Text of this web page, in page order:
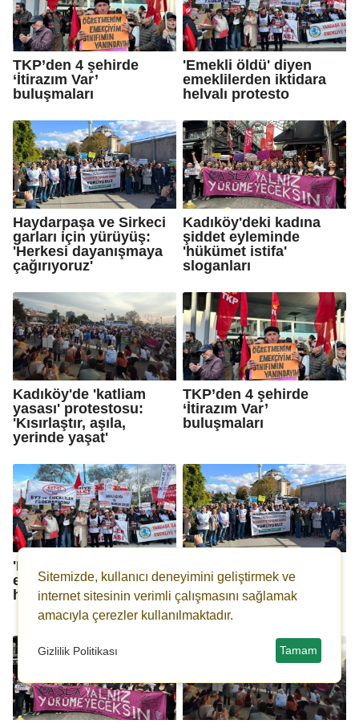
TKP’den 4 şehirde
‘İtirazım Var’
buluşmaları
'Emekli öldü' diyen
emeklilerden iktidara
helvalı protesto
Haydarpaşa ve Sirkeci
garları için yürüyüş:
'Herkesi dayanışmaya
çağırıyoruz'
Kadıköy'deki kadına
şiddet eyleminde
'hükümet istifa'
sloganları
Kadıköy'de 'katliam
yasası' protestosu:
'Kısırlaştır, aşıla,
yerinde yaşat'
TKP’den 4 şehirde
‘İtirazım Var’
buluşmaları
'Emekli öldü' diyen
emeklilerden iktidara
helvalı protesto
garları için yürüyüş:
'Herkesi dayanışmaya
çağırıyoruz'
Sitemizde, kullanıcı deneyimini geliştirmek ve
internet sitesinin verimli çalışmasını sağlamak
amacıyla çerezler kullanılmaktadır.
Gizlilik Politikası Tamam